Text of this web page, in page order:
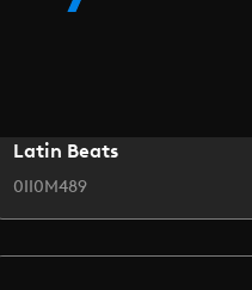
Latin Beats
0II0M489